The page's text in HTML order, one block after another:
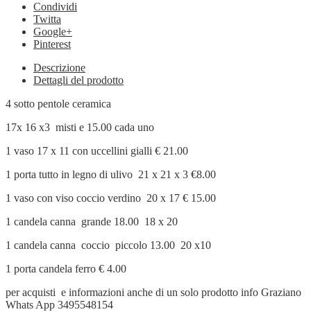
Condividi
Twitta
Google+
Pinterest
Descrizione
Dettagli del prodotto
4 sotto pentole ceramica
17x 16 x3 misti e 15.00 cada uno
1 vaso 17 x 11 con uccellini gialli € 21.00
1 porta tutto in legno di ulivo 21 x 21 x 3 €8.00
1 vaso con viso coccio verdino 20 x 17 € 15.00
1 candela canna grande 18.00 18 x 20
1 candela canna coccio piccolo 13.00 20 x10
1 porta candela ferro € 4.00
per acquisti e informazioni anche di un solo prodotto info Graziano
Whats App 3495548154